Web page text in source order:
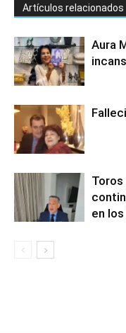
Artículos relacionados
Aura
Toros
en